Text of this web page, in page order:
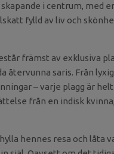
i centrum, med
fylld av liv och
främst av exklusiva
återvunna saris. Från
– varje plagg är
från en indisk
hennes resa och låta